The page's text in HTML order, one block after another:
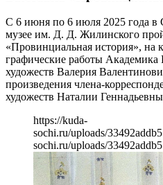
С 6 июня по 6 июля 2025 года в
музее им. Д. Д. Жилинского
«Провинциальная история», на
графические работы Академика
художеств Валерия
произведения члена-
художеств Наталии
https://kuda-
sochi.ru/uploads/
sochi.ru/uploads/